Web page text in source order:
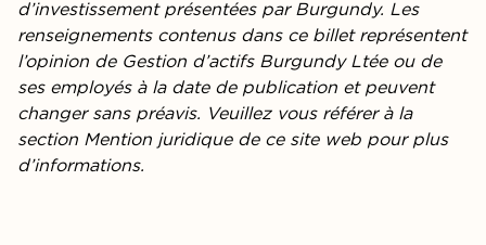
d’investissement présentées par Burgundy. Les
renseignements contenus dans ce billet représentent
l’opinion de Gestion d’actifs Burgundy Ltée ou de
ses employés à la date de publication et peuvent
changer sans préavis. Veuillez vous référer à la
section Mention juridique de ce site web pour plus
d’informations.